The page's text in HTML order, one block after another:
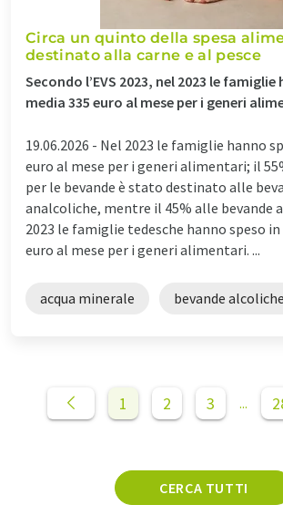
Circa un quinto della spesa
destinato alla carne e al pesce
Secondo l’EVS 2023, nel 2023 le
media 335 euro al mese per i generi
19.06.2026 - Nel 2023 le famiglie hanno
euro al mese per i generi alimentari; il
per le bevande è stato destinato alle
analcoliche, mentre il 45% alle bevande
2023 le famiglie tedesche hanno speso in
euro al mese per i generi alimentari. ...
acqua minerale bevande alcoliche
1 2 3 ...
CERCA TUTTI